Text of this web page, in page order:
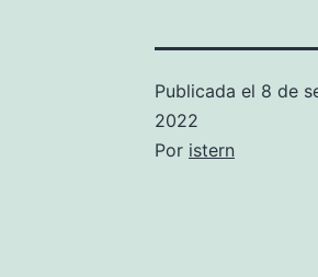
Publicada el 8 de
2022
Por istern